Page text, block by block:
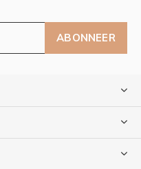
ABONNEER